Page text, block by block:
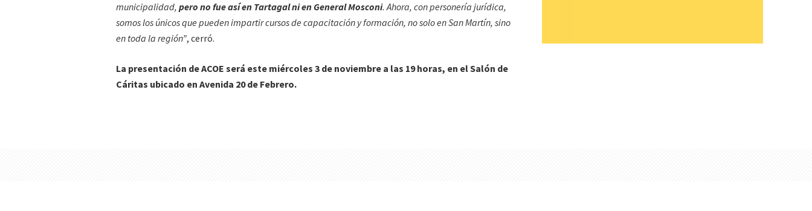
municipalidad, pero no fue así en Tartagal ni en General Mosconi. Ahora, con personería jurídica,
somos los únicos que pueden impartir cursos de capacitación y formación, no solo en San Martín, sino
en toda la región”, cerró.
La presentación de ACOE será este miércoles 3 de noviembre a las 19 horas, en el Salón de
Cáritas ubicado en Avenida 20 de Febrero.